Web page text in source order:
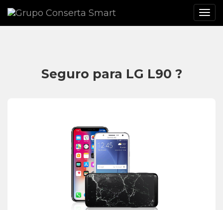
Seguro para LG L90 ?